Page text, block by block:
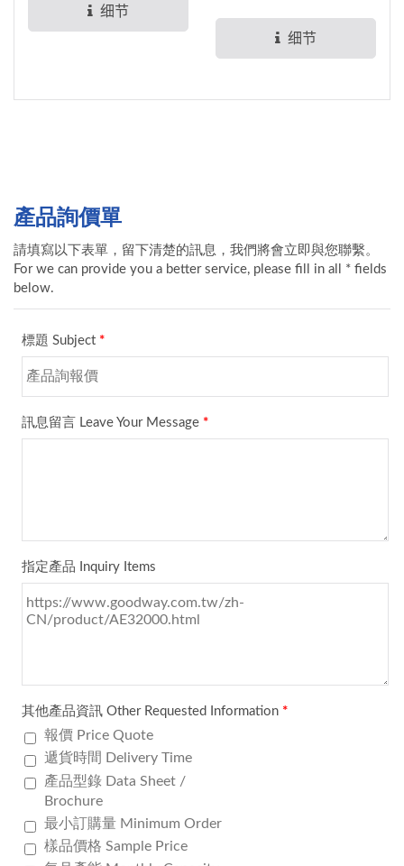
时为USB-C...细节
On-有线网路埠）功能。
这款便携式设计让您随身
细节